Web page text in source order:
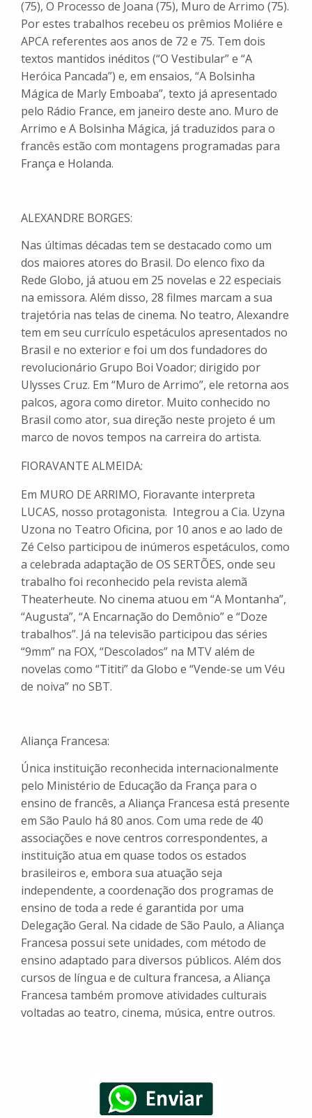
(75), O Processo de Joana (75), Muro de Arrimo (75).
Por estes trabalhos recebeu os prêmios Moliére e
APCA referentes aos anos de 72 e 75. Tem dois
textos mantidos inéditos (“O Vestibular” e “A
Heróica Pancada”) e, em ensaios, “A Bolsinha
Mágica de Marly Emboaba”, texto já apresentado
pelo Rádio France, em janeiro deste ano. Muro de
Arrimo e A Bolsinha Mágica, já traduzidos para o
francês estão com montagens programadas para
França e Holanda.
ALEXANDRE BORGES:
Nas últimas décadas tem se destacado como um
dos maiores atores do Brasil. Do elenco fixo da
Rede Globo, já atuou em 25 novelas e 22 especiais
na emissora. Além disso, 28 filmes marcam a sua
trajetória nas telas de cinema. No teatro, Alexandre
tem em seu currículo espetáculos apresentados no
Brasil e no exterior e foi um dos fundadores do
revolucionário Grupo Boi Voador; dirigido por
Ulysses Cruz. Em “Muro de Arrimo”, ele retorna aos
palcos, agora como diretor. Muito conhecido no
Brasil como ator, sua direção neste projeto é um
marco de novos tempos na carreira do artista.
FIORAVANTE ALMEIDA:
Em MURO DE ARRIMO, Fioravante interpreta
LUCAS, nosso protagonista. Integrou a Cia. Uzyna
Uzona no Teatro Oficina, por 10 anos e ao lado de
Zé Celso participou de inúmeros espetáculos, como
a celebrada adaptação de OS SERTÕES, onde seu
trabalho foi reconhecido pela revista alemã
Theaterheute. No cinema atuou em “A Montanha”,
“Augusta”, “A Encarnação do Demônio” e “Doze
trabalhos”. Já na televisão participou das séries
“9mm” na FOX, “Descolados” na MTV além de
novelas como “Tititi” da Globo e “Vende-se um Véu
de noiva” no SBT.
Aliança Francesa:
Única instituição reconhecida internacionalmente
pelo Ministério de Educação da França para o
ensino de francês, a Aliança Francesa está presente
em São Paulo há 80 anos. Com uma rede de 40
associações e nove centros correspondentes, a
instituição atua em quase todos os estados
brasileiros e, embora sua atuação seja
independente, a coordenação dos programas de
ensino de toda a rede é garantida por uma
Delegação Geral. Na cidade de São Paulo, a Aliança
Francesa possui sete unidades, com método de
ensino adaptado para diversos públicos. Além dos
cursos de língua e de cultura francesa, a Aliança
Francesa também promove atividades culturais
voltadas ao teatro, cinema, música, entre outros.